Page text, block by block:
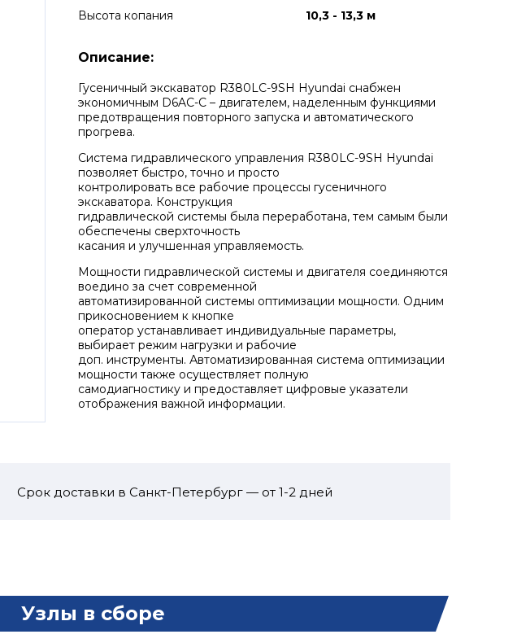
Высота копания
10,3 - 13,3 м
Описание:
Гусеничный экскаватор R380LC-9SH Hyundai снабжен
экономичным D6AC-C – двигателем, наделенным функциями
предотвращения повторного запуска и автоматического
прогрева.
Система гидравлического управления R380LC-9SH Hyundai
позволяет быстро, точно и просто
контролировать все рабочие процессы гусеничного
экскаватора. Конструкция
гидравлической системы была переработана, тем самым были
обеспечены сверхточность
касания и улучшенная управляемость.
Мощности гидравлической системы и двигателя соединяются
воедино за счет современной
автоматизированной системы оптимизации мощности. Одним
прикосновением к кнопке
оператор устанавливает индивидуальные параметры,
выбирает режим нагрузки и рабочие
доп. инструменты. Автоматизированная система оптимизации
мощности также осуществляет полную
самодиагностику и предоставляет цифровые указатели
отображения важной информации.
Срок доставки в Санкт-Петербург — от 1-2 дней
Узлы в сборе